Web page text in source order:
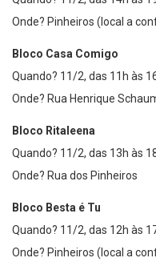
Onde? Pinheiros (local a
Bloco Casa Comigo
Quando? 11/2, das 11h às
Onde? Rua Henrique
Bloco Ritaleena
Quando? 11/2, das 13h às
Onde? Rua dos Pinheiros
Bloco Besta é Tu
Quando? 11/2, das 12h às
Onde? Pinheiros (local a